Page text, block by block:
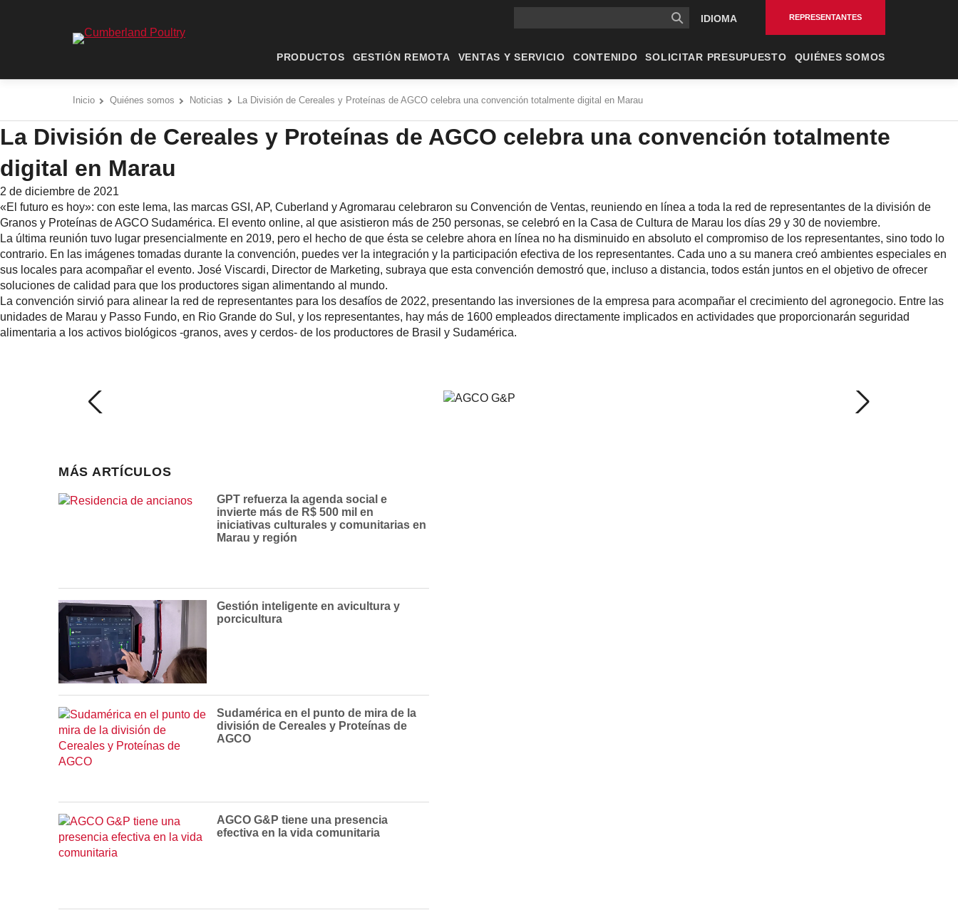
Cumberland Poultry - Go to homepage
IDIOMA REPRESENTANTES
PRODUCTOS GESTIÓN REMOTA VENTAS Y SERVICIO CONTENIDO SOLICITAR PRESUPUESTO QUIÉNES SOMOS
Inicio Quiénes somos Noticias La División de Cereales y Proteínas de AGCO celebra una convención totalmente digital en Marau
La División de Cereales y Proteínas de AGCO celebra una convención totalmente
digital en Marau
2 de diciembre de 2021
«El futuro es hoy»: con este lema, las marcas GSI, AP, Cuberland y Agromarau celebraron su Convención de Ventas, reuniendo en línea a toda la red de representantes de la división de
Granos y Proteínas de AGCO Sudamérica. El evento online, al que asistieron más de 250 personas, se celebró en la Casa de Cultura de Marau los días 29 y 30 de noviembre.
La última reunión tuvo lugar presencialmente en 2019, pero el hecho de que ésta se celebre ahora en línea no ha disminuido en absoluto el compromiso de los representantes, sino todo lo
contrario. En las imágenes tomadas durante la convención, puedes ver la integración y la participación efectiva de los representantes. Cada uno a su manera creó ambientes especiales en
sus locales para acompañar el evento. José Viscardi, Director de Marketing, subraya que esta convención demostró que, incluso a distancia, todos están juntos en el objetivo de ofrecer
soluciones de calidad para que los productores sigan alimentando al mundo.
La convención sirvió para alinear la red de representantes para los desafíos de 2022, presentando las inversiones de la empresa para acompañar el crecimiento del agronegocio. Entre las
unidades de Marau y Passo Fundo, en Rio Grande do Sul, y los representantes, hay más de 1600 empleados directamente implicados en actividades que proporcionarán seguridad
alimentaria a los activos biológicos -granos, aves y cerdos- de los productores de Brasil y Sudamérica.
MÁS ARTÍCULOS
GPT refuerza la agenda social e
invierte más de R$ 500 mil en
iniciativas culturales y comunitarias en
Marau y región
Gestión inteligente en avicultura y
porcicultura
Sudamérica en el punto de mira de la
división de Cereales y Proteínas de
AGCO
AGCO G&P tiene una presencia
efectiva en la vida comunitaria